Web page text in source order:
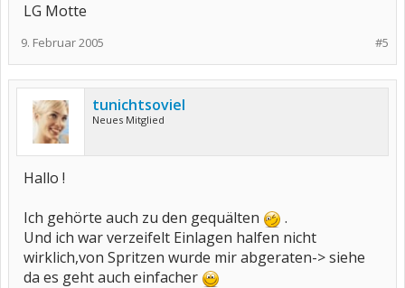
LG Motte
#5
9. Februar 2005
tunichtsoviel
Neues Mitglied
Hallo !
Ich gehörte auch zu den gequälten
.
Und ich war verzeifelt Einlagen halfen nicht
wirklich,von Spritzen wurde mir abgeraten-> siehe
da es geht auch einfacher